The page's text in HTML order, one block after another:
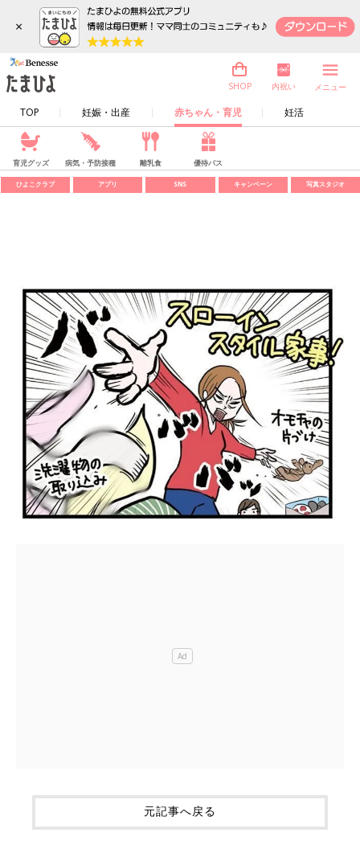
×
TOP 妊娠・出産 赤ちゃん・育児 妊活
SHOP 内祝い メニュー
育児グッズ 病気・予防接種 離乳食 優待パス
ひよこクラブ アプリ SNS キャンペーン 写真スタジオ
元記事へ戻る